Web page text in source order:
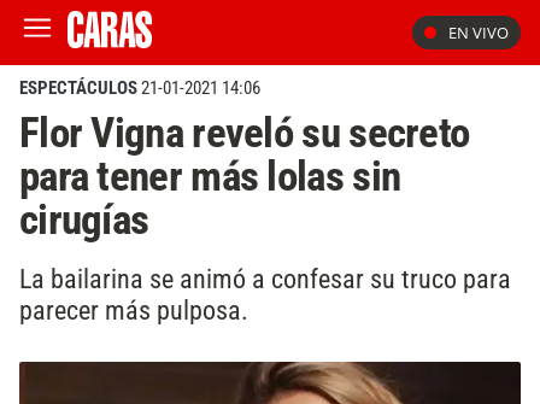
EN VIVO
ESPECTÁCULOS21-01-2021 14:06
Flor Vigna reveló su secreto
para tener más lolas sin
cirugías
La bailarina se animó a confesar su truco para
parecer más pulposa.